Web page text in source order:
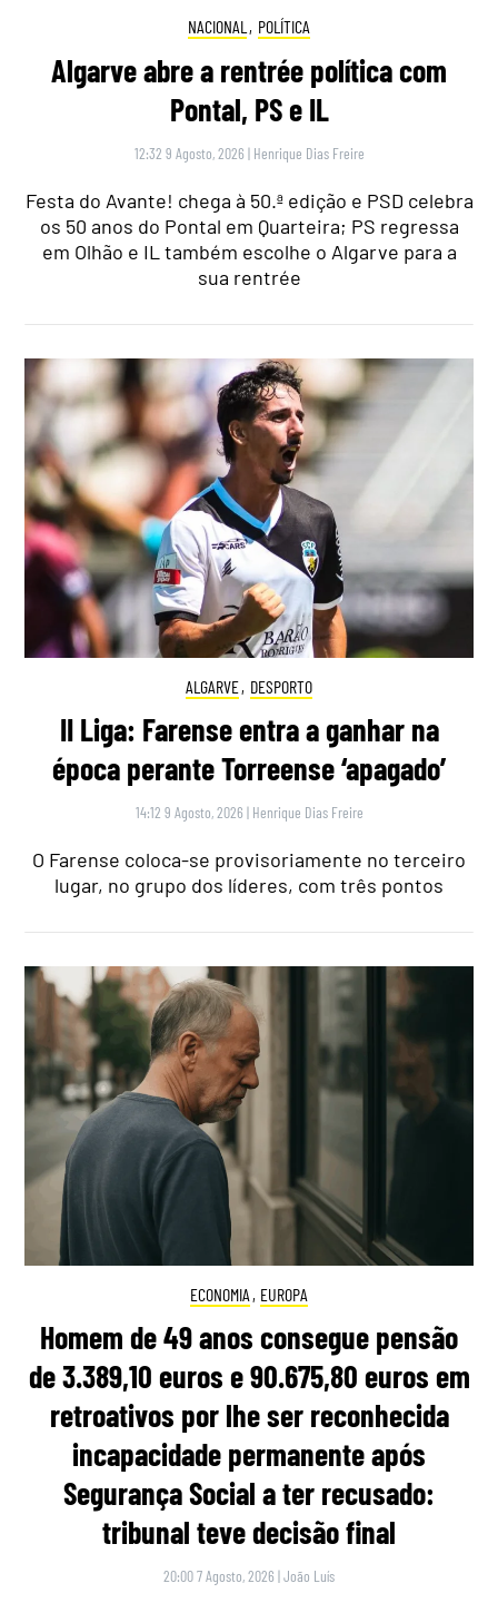
NACIONAL , POLÍTICA
Algarve abre a rentrée política com
Pontal, PS e IL
12:32 9 Agosto, 2026 | Henrique Dias Freire
Festa do Avante! chega à 50.ª edição e PSD celebra
os 50 anos do Pontal em Quarteira; PS regressa
em Olhão e IL também escolhe o Algarve para a
sua rentrée
ALGARVE, DESPORTO
II Liga: Farense entra a ganhar na
época perante Torreense ‘apagado’
14:12 9 Agosto, 2026 | Henrique Dias Freire
O Farense coloca-se provisoriamente no terceiro
lugar, no grupo dos líderes, com três pontos
ECONOMIA , EUROPA
Homem de 49 anos consegue pensão
de 3.389,10 euros e 90.675,80 euros em
retroativos por lhe ser reconhecida
incapacidade permanente após
Segurança Social a ter recusado:
tribunal teve decisão final
20:00 7 Agosto, 2026 |João Luís